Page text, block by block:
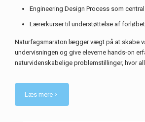
Engineering Design Process som
Lærerkurser til understøttelse af forløbet
Naturfagsmaraton lægger vægt på at skabe
undervisningen og give eleverne hands-on
naturvidenskabelige problemstillinger, hvor
Læs mere